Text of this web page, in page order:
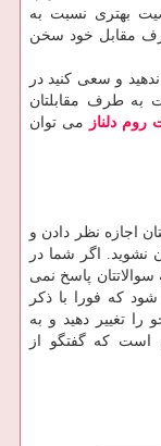
بهتری نسبت به
مقابل خود سخن
و سعی کنید در
به طرف مقابلتان
روم دلناز
می توان
اجازه نظر دادن و
نشوید. اگر شما در
پاسخ نمی
که فورا با ذکر
تغییر دهید و به
است که گفتگو از